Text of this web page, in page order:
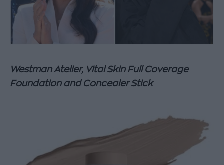
Westman Atelier, Vital Skin Full Coverage
Foundation and Concealer Stick